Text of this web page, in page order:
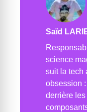
Saïd
science
suit la tech
obsession
derrière